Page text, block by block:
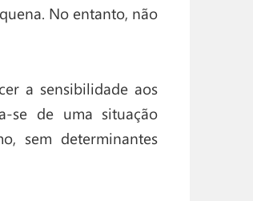
No entanto, não
a sensibilidade aos
se de uma situação
sem determinantes